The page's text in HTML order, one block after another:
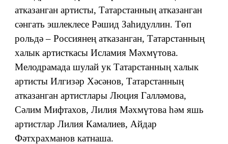
атказанган артисты, Татарстанның атказанган
сәнгать эшлеклесе Рәшид Заһидуллин. Төп
рольдә – Россиянең атказанган, Татарстанның
халык артисткасы Исламия Мәхмүтова.
Мелодрамада шулай ук Татарстанның халык
артисты Илгизәр Хәсәнов, Татарстанның
атказанган артистлары Люция Галләмова,
Сәлим Мифтахов, Лилия Мәхмүтова һәм яшь
артистлар Лилия Камалиев, Айдар
Фәтхрахманов катнаша.